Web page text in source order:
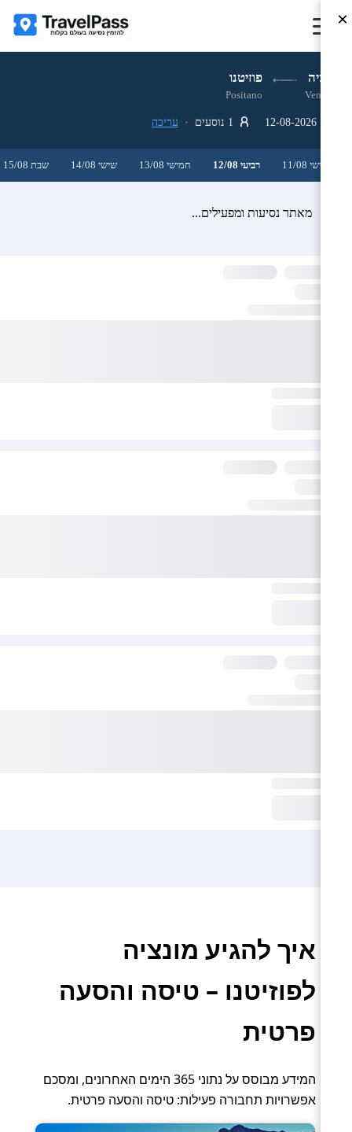
ונציה פוזיטנו
Venice
Positano
עריכה
שלישי 11/08 רביעי 12/08 חמישי 13/08 שישי 14/08 שבת 15/08
מאתר נסיעות ומפעילים...
איך להגיע מונציה
לפוזיטנו – טיסה והסעה
פרטית
המידע מבוסס על נתוני 365 הימים האחרונים, ומסכם
אפשרויות תחבורה פעילות: טיסה והסעה פרטית.
×